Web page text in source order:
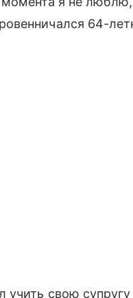
64-
учить свою